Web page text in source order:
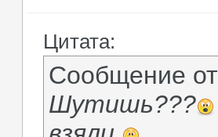
Цитата:
Сообщение
Шутишь???